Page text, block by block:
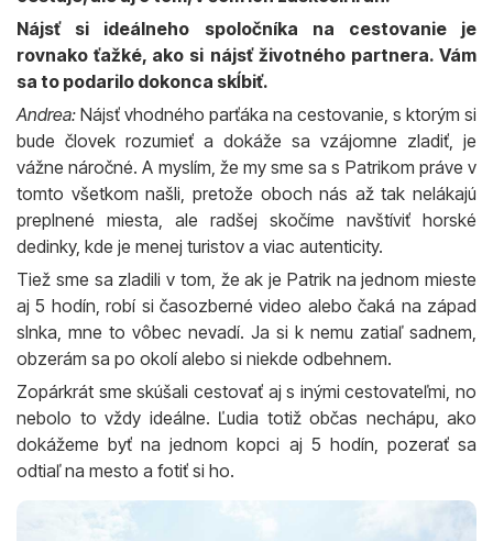
Nájsť si ideálneho spoločníka na cestovanie je
rovnako ťažké, ako si nájsť životného partnera. Vám
sa to podarilo dokonca skĺbiť.
Andrea: Nájsť vhodného parťáka na cestovanie, s ktorým si
bude človek rozumieť a dokáže sa vzájomne zladiť, je
vážne náročné. A myslím, že my sme sa s Patrikom práve v
tomto všetkom našli, pretože oboch nás až tak nelákajú
preplnené miesta, ale radšej skočíme navštíviť horské
dedinky, kde je menej turistov a viac autenticity.
Tiež sme sa zladili v tom, že ak je Patrik na jednom mieste
aj 5 hodín, robí si časozberné video alebo čaká na západ
slnka, mne to vôbec nevadí. Ja si k nemu zatiaľ sadnem,
obzerám sa po okolí alebo si niekde odbehnem.
Zopárkrát sme skúšali cestovať aj s inými cestovateľmi, no
nebolo to vždy ideálne. Ľudia totiž občas nechápu, ako
dokážeme byť na jednom kopci aj 5 hodín, pozerať sa
odtiaľ na mesto a fotiť si ho.